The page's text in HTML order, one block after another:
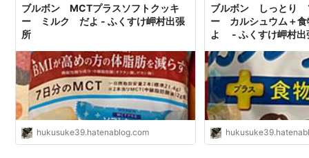
ブルボン MCTプラスソフトクッキ
ー ミルク だよ - ふくすけ岬村出張
所
hukusuke39.hatenablog.com
ブルボン しっとり
ー カルシュウム＋
よ - ふくすけ岬村出